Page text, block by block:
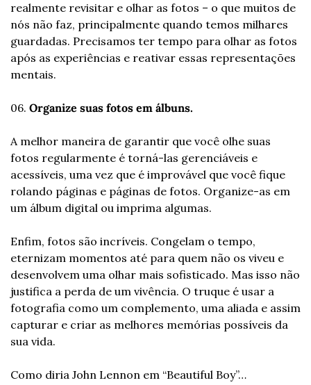
realmente revisitar e olhar as fotos – o que muitos de
nós não faz, principalmente quando temos milhares
guardadas. Precisamos ter tempo para olhar as fotos
após as experiências e reativar essas representações
mentais.
06. Organize suas fotos em álbuns.
A melhor maneira de garantir que você olhe suas
fotos regularmente é torná-las gerenciáveis ​​e
acessíveis, uma vez que é improvável que você fique
rolando páginas e páginas de fotos. Organize-as em
um álbum digital ou imprima algumas.
Enfim, fotos são incríveis. Congelam o tempo,
eternizam momentos até para quem não os viveu e
desenvolvem uma olhar mais sofisticado. Mas isso não
justifica a perda de um vivência. O truque é usar a
fotografia como um complemento, uma aliada e assim
capturar e criar as melhores memórias possíveis da
sua vida.
Como diria John Lennon em “Beautiful Boy”…